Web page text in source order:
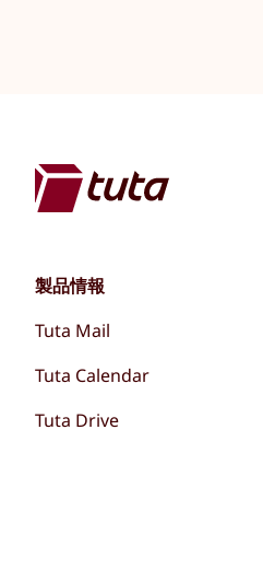
製品情報
Tuta Mail
Tuta Calendar
Tuta Drive